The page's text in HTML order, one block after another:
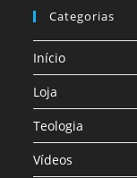
Categorias
Início
Loja
Teologia
Vídeos